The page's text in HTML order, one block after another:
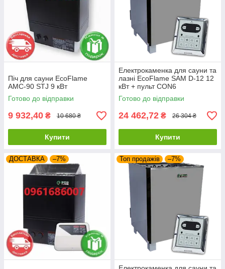
Піч для сауни EcoFlame
AMC-90 STJ 9 кВт
Готово до відправки
9 932,40 ₴ 10 680 ₴
Купити
Електрокаменка для сауни та
лазні EcoFlame SAM D-12 12
кВт + пульт CON6
Готово до відправки
24 462,72 ₴ 26 304 ₴
Купити
ДОСТАВКА –7% Топ продажів –7%